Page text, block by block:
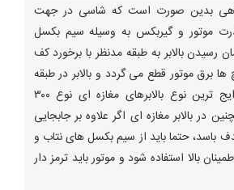
بدین صورت است که شاسی در جهت
موتور و گیربکس به وسیله سیم بکسل
رسیدن بالابر به طبقه مدنظر با برخورد کف
برق موتور قطع می گردد و بالابر در طبقه
مدنظر می ایستد. رایج ترین نوع بالابرهای مغازه ای نوع ۳۰۰
در بالابر مغازه ای اگر علاوه بر جابجایی
باسد، حتما باید از سیم بکسل های نتاب و
بالا استفاده شود و موتور باید ترمز دار